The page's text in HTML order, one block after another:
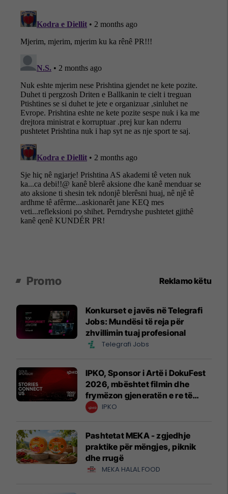
Promo Reklamo këtu
Konkurset e javës në Telegrafi
Jobs: Mundësi të reja për
zhvillimin tuaj profesional
Telegrafi Jobs
IPKO, Sponsor i Artë i DokuFest
2026, mbështet filmin dhe
frymëzon gjeneratën e re të
krijuesve
IPKO
Pashtetat MEKA - zgjedhje
praktike për mëngjes, piknik
dhe rrugë
MEKA HALAL FOOD